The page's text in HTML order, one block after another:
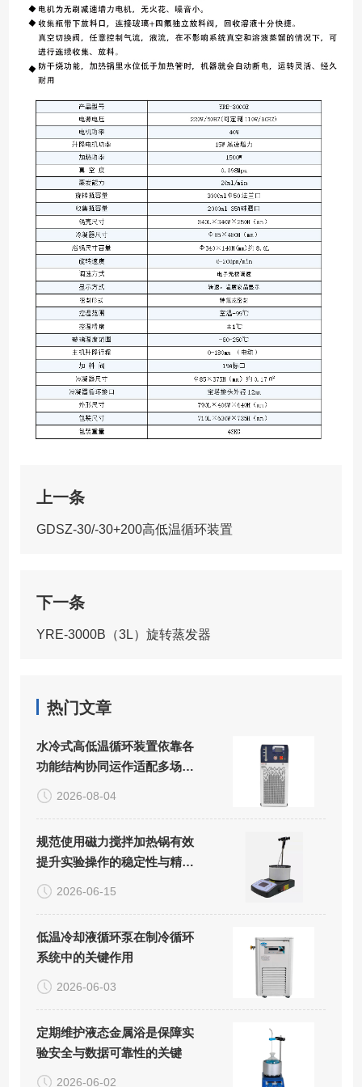
上一条
GDSZ-30/-30+200高低温循环装置
下一条
YRE-3000B（3L）旋转蒸发器
热门文章
水冷式高低温循环装置依靠各
功能结构协同运作适配多场景
精密控温需求
2026-08-04
规范使用磁力搅拌加热锅有效
提升实验操作的稳定性与精准
度
2026-06-15
低温冷却液循环泵在制冷循环
系统中的关键作用
2026-06-03
定期维护液态金属浴是保障实
验安全与数据可靠性的关键
2026-06-02